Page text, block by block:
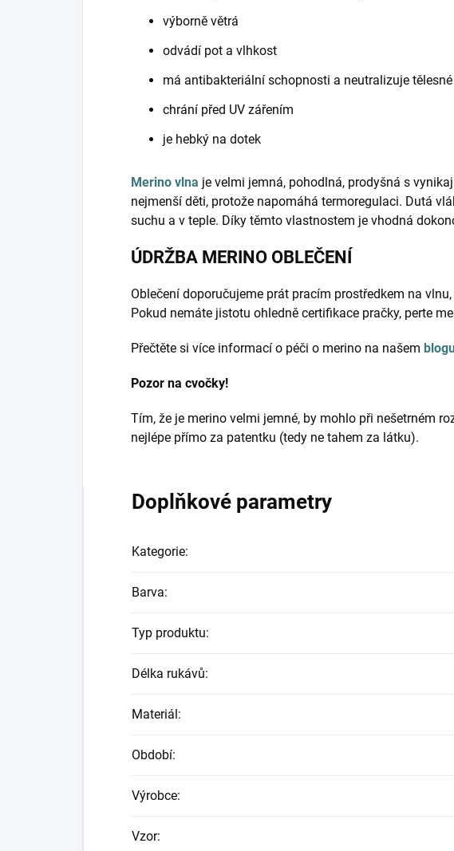
výborně větrá
odvádí pot a vlhkost
má antibakteriální schopnosti a neutralizuje
chrání před UV zářením
je hebký na dotek
Merino vlna je velmi jemná, pohodlná, prodyšná s
nejmenší děti, protože napomáhá termoregulaci. Dutá
suchu a v teple. Díky těmto vlastnostem je vhodná
ÚDRŽBA MERINO OBLEČENÍ
Oblečení doporučujeme prát pracím prostředkem na
Pokud nemáte jistotu ohledně certifikace pračky, perte
Přečtěte si více informací o péči o merino na našem
Pozor na cvočky!
Tím, že je merino velmi jemné, by mohlo při nešetrném
nejlépe přímo za patentku (tedy ne tahem za látku).
Doplňkové parametry
Kategorie:
Barva:
Typ produktu:
Délka rukávů:
Materiál:
Období:
Výrobce:
Vzor: